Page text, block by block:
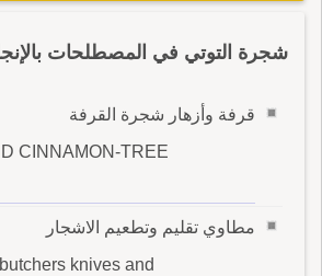
شجرة التوتي في المصطلحات
قرفة وأزهار شجرة القرفة
CINNAMON-TREE
مطاوي تقليم وتطعيم الاشجار
knives and